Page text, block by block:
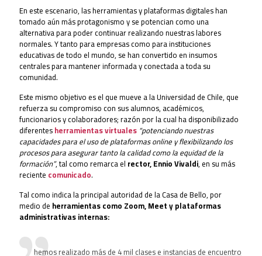
En este escenario, las herramientas y plataformas digitales han
tomado aún más protagonismo y se potencian como una
alternativa para poder continuar realizando nuestras labores
normales. Y tanto para empresas como para instituciones
educativas de todo el mundo, se han convertido en insumos
centrales para mantener informada y conectada a toda su
comunidad.
Este mismo objetivo es el que mueve a la Universidad de Chile, que
refuerza su compromiso con sus alumnos, académicos,
funcionarios y colaboradores; razón por la cualha disponibilizado
diferentesherramientas virtuales “potenciando nuestras
capacidades para el uso de plataformas online y flexibilizando los
procesos para asegurar tanto la calidad como la equidad de la
formación”, tal como remarca el rector, Ennio Vivaldi, en su más
reciente comunicado.
Tal como indica la principal autoridad de la Casa de Bello, por
medio de herramientas como Zoom, Meet y plataformas
administrativas internas:
hemos realizado más de 4 mil clases e instancias de encuentro